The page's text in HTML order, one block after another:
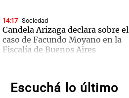
14:17 Sociedad
Candela Arizaga declara sobre el
caso de Facundo Moyano en la
Fiscalía de Buenos Aires
Kellogg adelanta la eliminación
de colorantes artificiales en sus
Escuchá lo último
Audio.Walter
Cadena 3